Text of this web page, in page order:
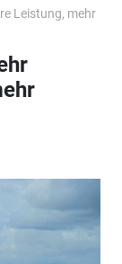
Leistung, mehr